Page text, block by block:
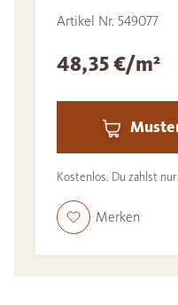
Artikel Nr. 549077
48,35 €/m²
Kostenlos. Du zahlst
Merken